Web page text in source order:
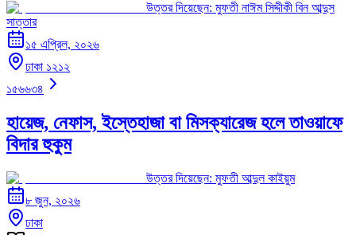
উত্তর দিয়েছেন: মুফতী নাঈম সিদ্দীকী বিন আব্দুস
সাত্তার
১৫ এপ্রিল, ২০২৬
ঢাকা ১২১২
১৫৬৬৩৪
হায়েজ, নেফাস, ইস্তেহাজা বা মিসক্যারেজ হলে তাওয়াফে
বিদার হুকুম
উত্তর দিয়েছেন: মুফতী আব্দুল কাইয়ুম
৮ জুন, ২০২৬
ঢাকা